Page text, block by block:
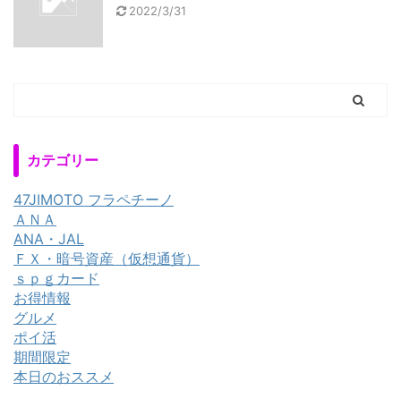
2022/3/31
カテゴリー
47JIMOTO フラペチーノ
ＡＮＡ
ANA・JAL
ＦＸ・暗号資産（仮想通貨）
ｓｐｇカード
お得情報
グルメ
ポイ活
期間限定
本日のおススメ